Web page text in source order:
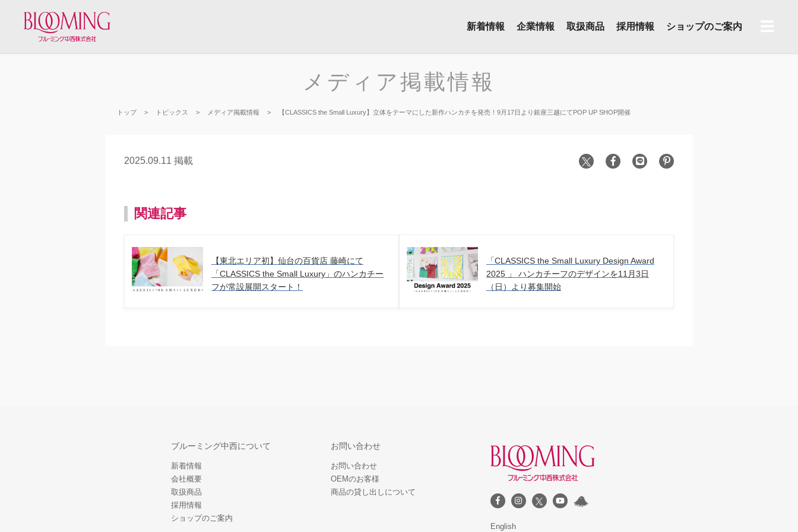
新着情報 企業情報 取扱商品 採用情報 ショップのご案内
メディア掲載情報
トップ トピックス メディア掲載情報 【CLASSICS the Small Luxury】立体をテーマにした新作ハンカチを発売！9月17日より銀座三越にてPOP UP SHOP開催
2025.09.11 掲載
関連記事
【東北エリア初】仙台の百貨店 藤崎にて
「CLASSICS the Small Luxury」のハンカチー
フが常設展開スタート！
「CLASSICS the Small Luxury Design Award
2025 」 ハンカチーフのデザインを11⽉3⽇
（日）より募集開始
ブルーミング中西について
新着情報
会社概要
取扱商品
採用情報
ショップのご案内
お問い合わせ
お問い合わせ
OEMのお客様
商品の貸し出しについて
English